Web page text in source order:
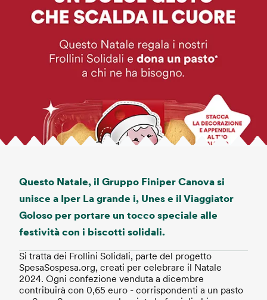
Questo Natale, il Gruppo Finiper Canova si
unisce a Iper La grande i, Unes e il Viaggiator
Goloso per portare un tocco speciale alle
festività con i biscotti solidali.
Si tratta dei Frollini Solidali, parte del progetto
SpesaSospesa.org, creati per celebrare il Natale
2024. Ogni confezione venduta a dicembre
contribuirà con 0,65 euro - corrispondenti a un pasto